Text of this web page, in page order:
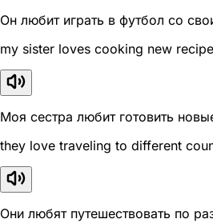
Он любит играть в футбол со
my sister loves cooking new
Моя сестра любит готовить
they love traveling to different
Они любят путешествовать по